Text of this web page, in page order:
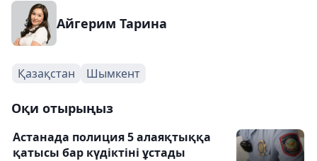
Айгерим Тарина
Қазақстан Шымкент
Оқи отырыңыз
Астанада полиция 5 алаяқтыққа
қатысы бар күдіктіні ұстады